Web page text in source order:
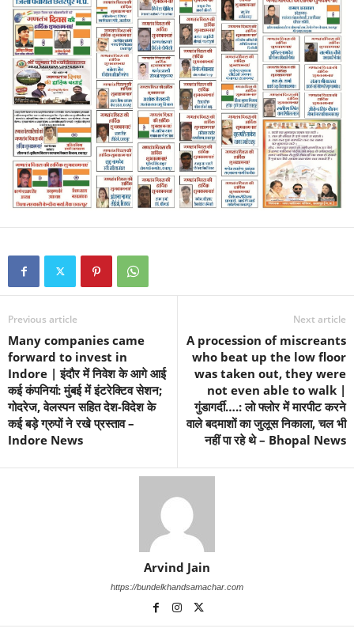
Previous article
Many companies came
forward to invest in
Indore | इंदौर में निवेश के आगे आई
कई कंपनियां: मुंबई में इंटरेक्टिव सेशन;
गोदरेज, वेलस्पन सहित देश-विदेश के
कई बड़े ग्रुपों ने रखे प्रस्ताव –
Indore News
Next article
A procession of miscreants
who beat up the low floor
was taken out, they were
not even able to walk |
गुंडागर्दी….: लो फ्लोर में मारपीट करने
वाले बदमाशों का जुलूस निकाला, चल भी
नहीं पा रहे थे – Bhopal News
Arvind Jain
https://bundelkhandsamachar.com